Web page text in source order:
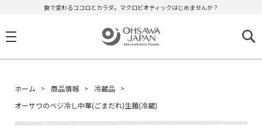
食で変わるココロとカラダ。マクロビオティックはじめませんか？
ホーム 商品情報
冷蔵品
オーサワのベジ冷し中華(ごまだれ)生麺(冷蔵)